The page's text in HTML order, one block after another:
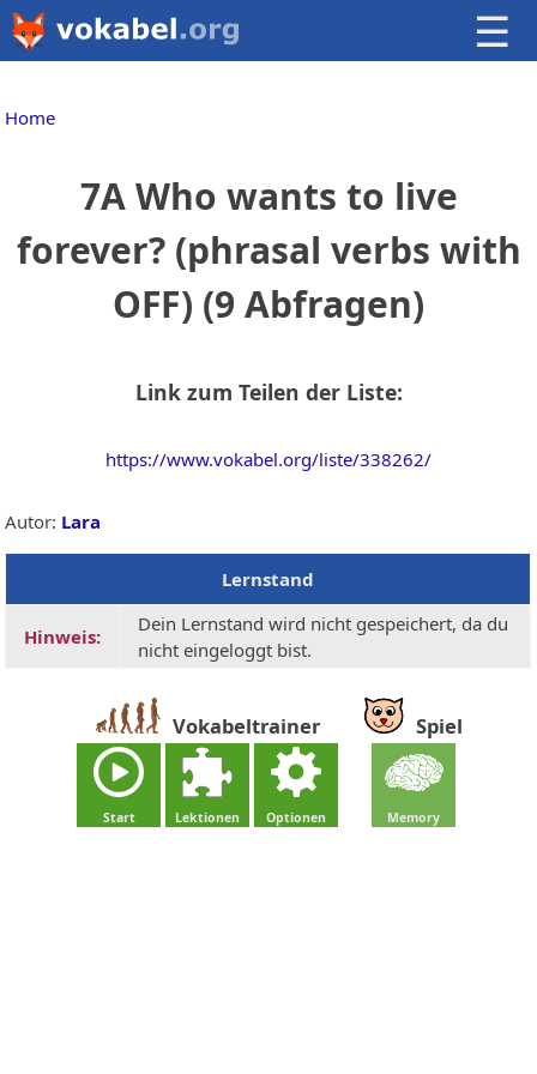
☰
Home
7A Who wants to live
forever? (phrasal verbs with
OFF) (9 Abfragen)
Link zum Teilen der Liste:
https://www.vokabel.org/liste/338262/
Autor: Lara
Lernstand
Hinweis:
Dein Lernstand wird nicht gespeichert, da du
nicht eingeloggt bist.
Vokabeltrainer
Start Lektionen Optionen
Spiel
Memory